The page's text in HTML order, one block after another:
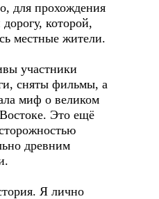
для прохождения
которой,
местные жители.
участники
сняты фильмы, а
миф о великом
Это ещё
древним
Я лично